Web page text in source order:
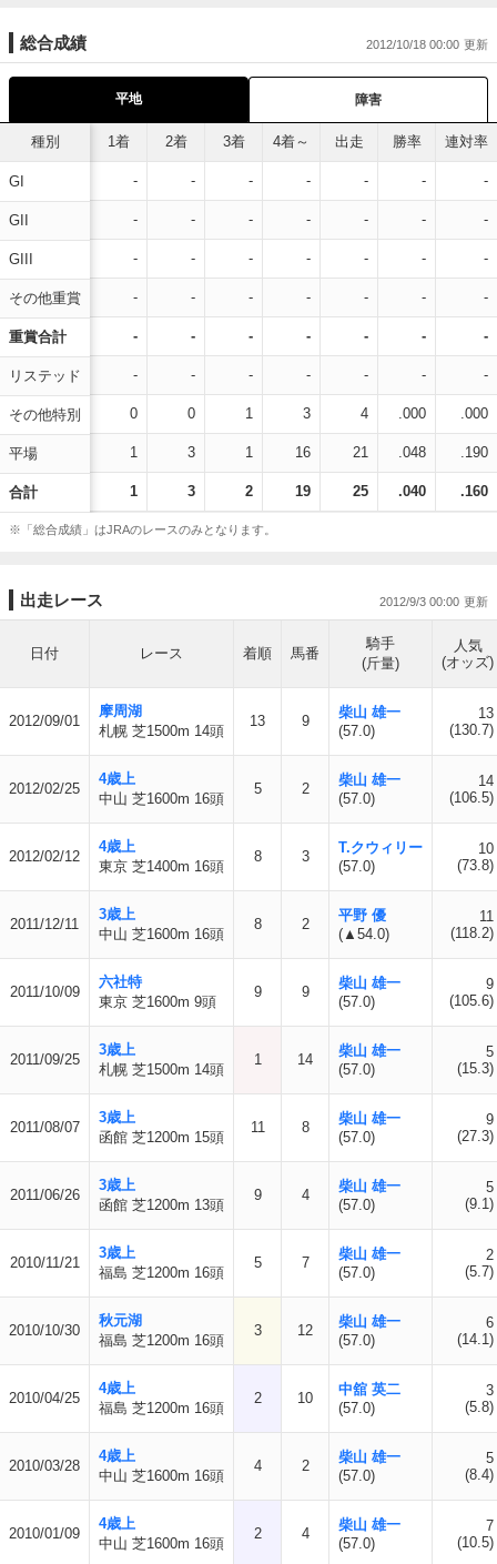
総合成績 2012/10/18 00:00
平地 障害
種別
GI
GII
GIII
その他重賞
重賞合計
リステッド
その他特別
平場
合計
1着 2着 3着 4着～ 出走 勝率 連対率
- - - - - - -
- - - - - - -
- - - - - - -
- - - - - - -
- - - - - - -
- - - - - - -
0 0 1 3 4 .000 .000
1 3 1 16 21 .048 .190
1 3 2 19 25 .040 .160
※「総合成績」はJRAのレースのみとなります。
出走レース 2012/9/3 00:00
日付 レース 着順 馬番
騎手
(斤量)
人気
(オッズ)
2012/09/01
摩周湖
札幌 芝1500m 14頭
13 9
柴山 雄一
(57.0)
13
(130.7)
2012/02/25
4歳上
中山 芝1600m 16頭
5 2
柴山 雄一
(57.0)
14
(106.5)
2012/02/12
4歳上
東京 芝1400m 16頭
8 3
T.クウィリー
(57.0)
10
(73.8)
2011/12/11
3歳上
中山 芝1600m 16頭
8 2
平野 優
(▲54.0)
11
(118.2)
2011/10/09
六社特
東京 芝1600m 9頭
9 9
柴山 雄一
(57.0)
9
(105.6)
2011/09/25
3歳上
札幌 芝1500m 14頭
1 14
柴山 雄一
(57.0)
5
(15.3)
2011/08/07
3歳上
函館 芝1200m 15頭
11 8
柴山 雄一
(57.0)
9
(27.3)
2011/06/26
3歳上
函館 芝1200m 13頭
9 4
柴山 雄一
(57.0)
5
(9.1)
2010/11/21
3歳上
福島 芝1200m 16頭
5 7
柴山 雄一
(57.0)
2
(5.7)
2010/10/30
秋元湖
福島 芝1200m 16頭
3 12
柴山 雄一
(57.0)
6
(14.1)
2010/04/25
4歳上
福島 芝1200m 16頭
2 10
中舘 英二
(57.0)
3
(5.8)
2010/03/28
4歳上
中山 芝1600m 16頭
4 2
柴山 雄一
(57.0)
5
(8.4)
2010/01/09
4歳上
中山 芝1600m 16頭
2 4
柴山 雄一
(57.0)
7
(10.5)